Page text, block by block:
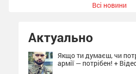
Всі новини
Актуально
Якщо ти думаєш, чи
армії — потрібен! +